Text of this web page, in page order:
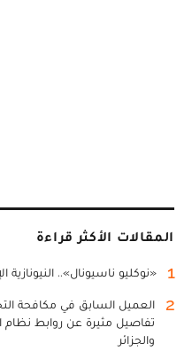
المقالات الأكثر قراءة
1 «نوكليو ناسيونال».. النيونازية
2
العميل السابق في مكافحة
تفاصيل مثيرة عن روابط نظام
والجزائر